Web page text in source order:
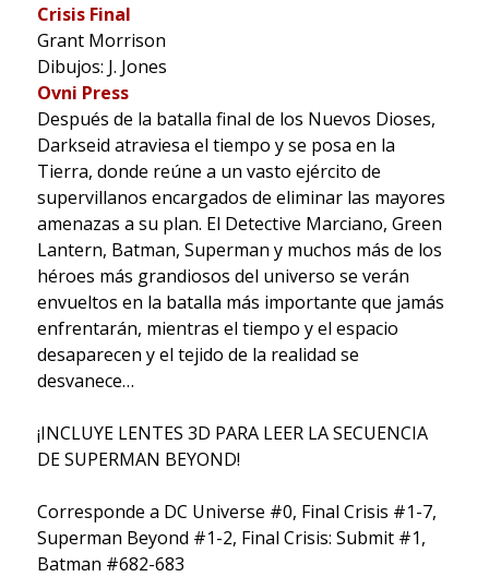
Crisis Final
Grant Morrison
Dibujos: J. Jones
Ovni Press
Después de la batalla final de los Nuevos Dioses,
Darkseid atraviesa el tiempo y se posa en la
Tierra, donde reúne a un vasto ejército de
supervillanos encargados de eliminar las mayores
amenazas a su plan. El Detective Marciano, Green
Lantern, Batman, Superman y muchos más de los
héroes más grandiosos del universo se verán
envueltos en la batalla más importante que jamás
enfrentarán, mientras el tiempo y el espacio
desaparecen y el tejido de la realidad se
desvanece…
¡INCLUYE LENTES 3D PARA LEER LA SECUENCIA
DE SUPERMAN BEYOND!
Corresponde a DC Universe #0, Final Crisis #1-7,
Superman Beyond #1-2, Final Crisis: Submit #1,
Batman #682-683